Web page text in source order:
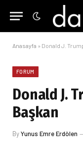
Anasayfa » Donald J.
FORUM
Donald J.
Başkan
ByYunus Emre Erdölen